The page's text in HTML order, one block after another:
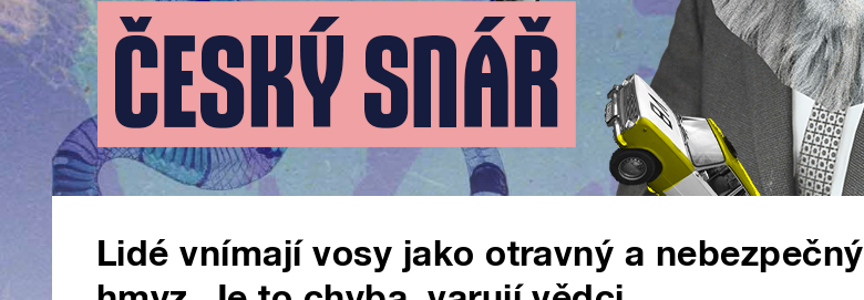
Lidé vnímají vosy jako otravný a nebezpečný